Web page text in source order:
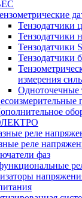
Тензодатчики
Тензодатчики
Тензодатчики
Тензодатчики
измерения
Одноточечные
реле
реле
фаз